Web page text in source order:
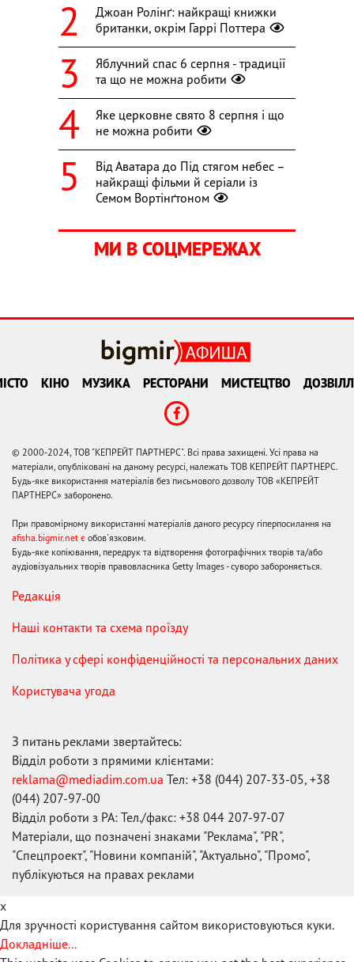
Джоан Ролінґ: найкращі книжки
британки, окрім Гаррі Поттера
Яблучний спас 6 серпня - традиції
та що не можна робити
Яке церковне свято 8 серпня і що
не можна робити
Від Аватара до Під стягом небес –
найкращі фільми й серіали із
Семом Вортінґтоном
МИ В СОЦМЕРЕЖАХ
КІНО МУЗИКА РЕСТОРАНИ МИСТЕЦТВО
© 2000-2024, ТОВ "КЕПРЕЙТ ПАРТНЕРС". Всі права захищені. Усі права на
матеріали, опубліковані на даному ресурсі, належать ТОВ КЕПРЕЙТ ПАРТНЕРС.
Будь-яке використання матеріалів без письмового дозволу ТОВ «КЕПРЕЙТ
ПАРТНЕРС» заборонено.
При правомірному використанні матеріалів даного ресурсу гіперпосилання на
afisha.bigmir.net є обов'язковим.
Будь-яке копіювання, передрук та відтворення фотографічних творів та/або
аудіовізуальних творів правовласника Getty Images - суворо забороняється.
Редакція
Наші контакти та схема проїзду
Політика у сфері конфіденційності та персональних даних
Користувача угода
З питань реклами звертайтесь:
Відділ роботи з прямими клієнтами:
reklama@mediadim.com.ua Тел: +38 (044) 207-33-05, +38
(044) 207-97-00
Відділ роботи з РА: Тел./факс: +38 044 207-97-07
Матеріали, що позначені знаками "Реклама", "PR",
"Спецпроект", "Новини компаній", "Актуально", "Промо",
публікуються на правах реклами
x
Для зручності користування сайтом використовуються куки.
Докладніше...